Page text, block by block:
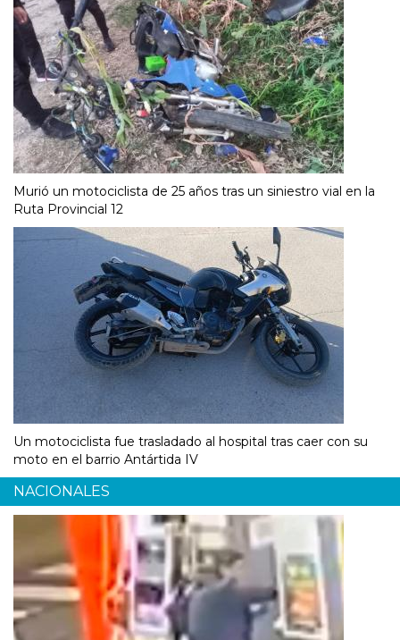
Murió un motociclista de 25 años tras un siniestro vial en la
Ruta Provincial 12
Un motociclista fue trasladado al hospital tras caer con su
moto en el barrio Antártida IV
NACIONALES